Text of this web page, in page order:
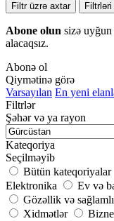
Filtr üzrə axtar Filtrləri
Abone olun sizə
alacaqsız.
Abonə ol
Qiymətinə görə
Varsayılan En yeni
Filtrlər
Şəhər və ya rayon
Kateqoriya
Seçilməyib
Bütün kateqoriyalar
Elektronika
Ev və
Gözəllik və
Xidmətlər